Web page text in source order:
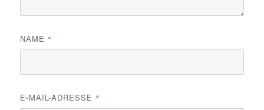
NAME *
E-MAIL-ADRESSE *